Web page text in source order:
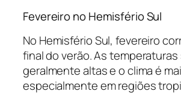
Fevereiro no Hemisfério Sul
No Hemisfério Sul, fevereiro
final do verão. As temperaturas
geralmente altas e o clima é
especialmente em regiões